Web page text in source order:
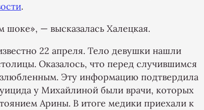
.
— высказалась Халецкая.
22 апреля. Тело девушки нашли
Оказалось, что перед случившимся
Эту информацию подтвердила
у Михайлиной были врачи, которых
Арины. В итоге медики приехали к